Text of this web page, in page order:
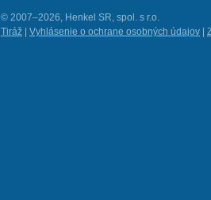
© 2007–2026, Henkel SR, spol. s r.o.
Tiráž
Vyhlásenie o ochrane osobných údajov